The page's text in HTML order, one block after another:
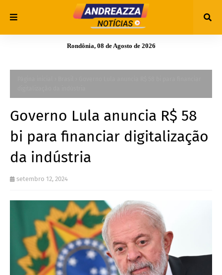
Rondônia, 08 de Agosto de 2026
Governo Lula anuncia R$ 58
bi para financiar digitalização
da indústria
setembro 12, 2024